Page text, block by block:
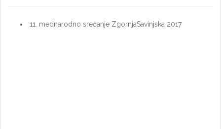
11. mednarodno srečanje ZgornjaSavinjska 2017